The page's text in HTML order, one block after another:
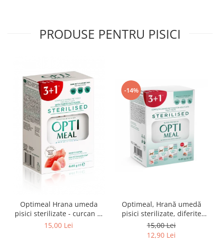
PRODUSE PENTRU PISICI
Optimeal Hrana umeda
pisici sterilizate - curcan si
pui in sos, set 3+1,
15,00 Lei
-14%
Optimeal, Hrană umedă
pisici sterilizate, diferite
arome, (3+1), 0.34kg
15,00 Lei
12,90 Lei